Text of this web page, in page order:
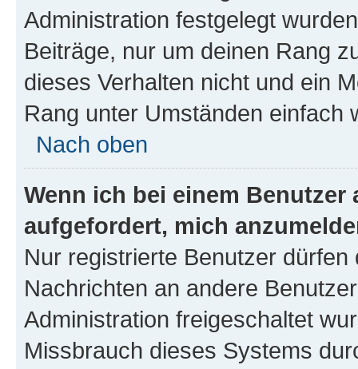
Administration festgelegt
Beiträge, nur um deinen Rang
dieses Verhalten nicht und ein
Rang unter Umständen einfach
Nach oben
Wenn ich bei einem
aufgefordert, mich
Nur registrierte Benutzer
Nachrichten an andere
Administration freigeschaltet
Missbrauch dieses Systems